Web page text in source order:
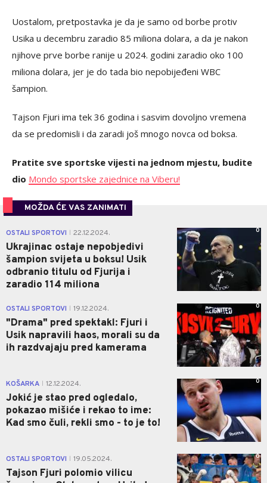
Uostalom, pretpostavka je da je samo od borbe protiv
Usika u decembru zaradio 85 miliona dolara, a da je nakon
njihove prve borbe ranije u 2024. godini zaradio oko 100
miliona dolara, jer je do tada bio nepobijeđeni WBC
šampion.
Tajson Fjuri ima tek 36 godina i sasvim dovoljno vremena
da se predomisli i da zaradi još mnogo novca od boksa.
Pratite sve sportske vijesti na jednom mjestu, budite
dio Mondo sportske zajednice na Viberu!
MOŽDA ĆE VAS ZANIMATI
OSTALI SPORTOVI 22.12.2024.
Ukrajinac ostaje nepobjedivi
šampion svijeta u boksu! Usik
odbranio titulu od Fjurija i
zaradio 114 miliona
0
OSTALI SPORTOVI 19.12.2024.
"Drama" pred spektakl: Fjuri i
Usik napravili haos, morali su da
ih razdvajaju pred kamerama
0
KOŠARKA 12.12.2024.
Jokić je stao pred ogledalo,
pokazao mišiće i rekao to ime:
Kad smo čuli, rekli smo - to je to!
0
OSTALI SPORTOVI 19.05.2024.
Tajson Fjuri polomio vilicu
0